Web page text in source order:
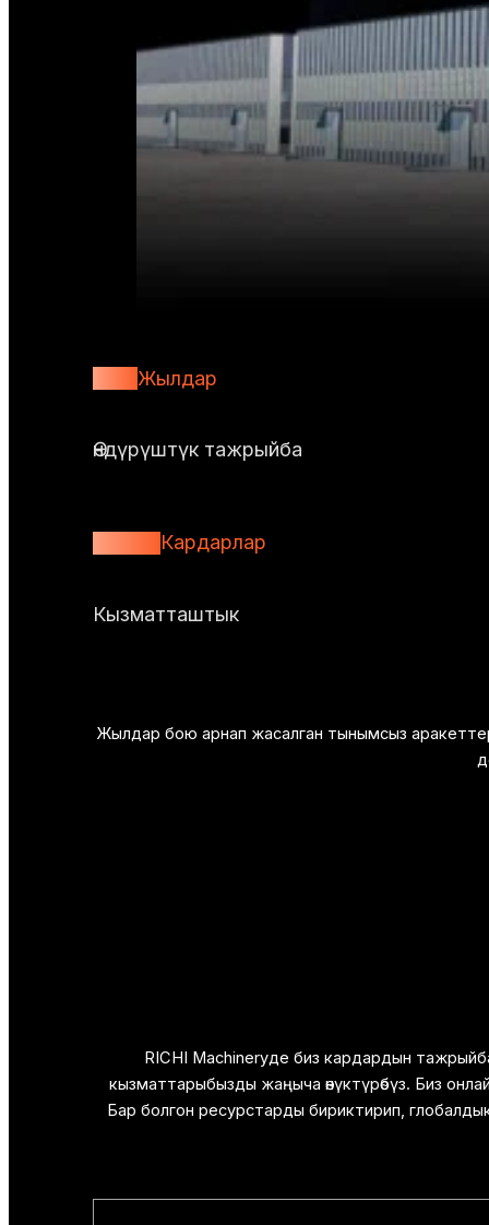
Жылдар
Өндүрүштүк тажрыйба
Кардарлар
Кызматташтык
Жылдар бою арнап жасалган тынымсыз
RICHI Machineryде биз кардардын
кызматтарыбызды жаңыча өнүктүрөбүз. Биз
Бар болгон ресурстарды бириктирип,